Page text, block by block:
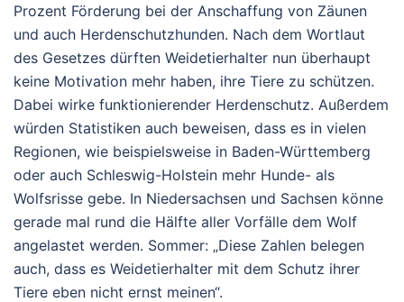
Prozent Förderung bei der Anschaffung von Zäunen
und auch Herdenschutzhunden. Nach dem Wortlaut
des Gesetzes dürften Weidetierhalter nun überhaupt
keine Motivation mehr haben, ihre Tiere zu schützen.
Dabei wirke funktionierender Herdenschutz. Außerdem
würden Statistiken auch beweisen, dass es in vielen
Regionen, wie beispielsweise in Baden-Württemberg
oder auch Schleswig-Holstein mehr Hunde- als
Wolfsrisse gebe. In Niedersachsen und Sachsen könne
gerade mal rund die Hälfte aller Vorfälle dem Wolf
angelastet werden. Sommer: „Diese Zahlen belegen
auch, dass es Weidetierhalter mit dem Schutz ihrer
Tiere eben nicht ernst meinen“.